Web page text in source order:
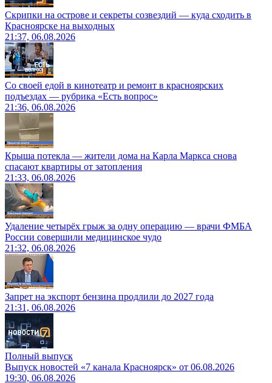
Скрипки на острове и секреты созвездий — куда сходить в
Красноярске на выходных
21:37, 06.08.2026
Со своей едой в кинотеатр и ремонт в красноярских
подъездах — рубрика «Есть вопрос»
21:36, 06.08.2026
Крыша потекла — жители дома на Карла Маркса снова
спасают квартиры от затопления
21:33, 06.08.2026
Удаление четырёх грыж за одну операцию — врачи ФМБА
России совершили медицинское чудо
21:32, 06.08.2026
Запрет на экспорт бензина продлили до 2027 года
21:31, 06.08.2026
Полный выпуск
Выпуск новостей «7 канала Красноярск» от 06.08.2026
19:30, 06.08.2026